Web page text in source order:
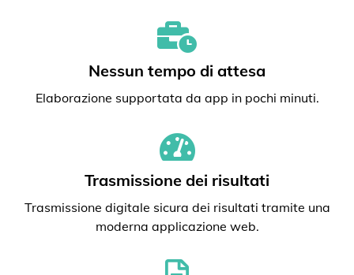
Nessun tempo di attesa
Elaborazione supportata da app in pochi minuti.
Trasmissione dei risultati
Trasmissione digitale sicura dei risultati tramite una
moderna applicazione web.